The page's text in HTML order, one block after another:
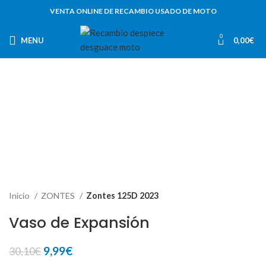
VENTA ONLINE DE RECAMBIO USADO DE MOTO
MENU 0 0,00€
Inicio ZONTES Zontes 125D 2023
Vaso de Expansión
30,10€ El
9,99€El